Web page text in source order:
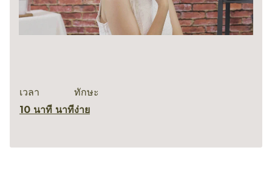
เวลา
10 นาที นาที
ทักษะ
ง่าย